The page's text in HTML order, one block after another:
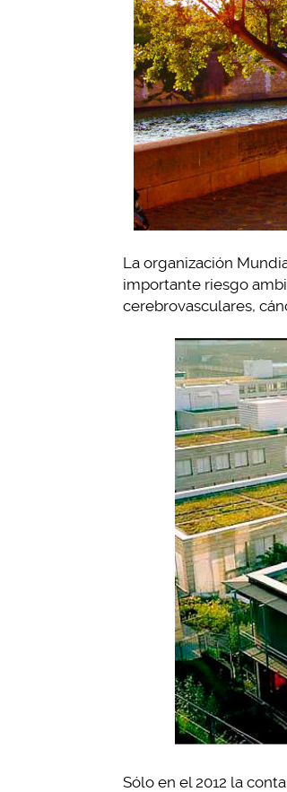
La organización
importante riesgo
cerebrovasculares,
Sólo en el 2012 la